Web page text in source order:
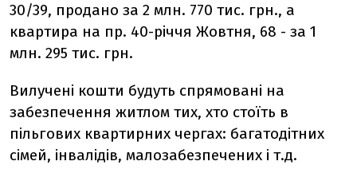
30/39, продано за 2 млн. 770 тис. грн., а
квартира на пр. 40-річчя Жовтня, 68 - за 1
млн. 295 тис. грн.
Вилучені кошти будуть спрямовані на
забезпечення житлом тих, хто стоїть в
пільгових квартирних чергах: багатодітних
сімей, інвалідів, малозабезпечених і т.д.